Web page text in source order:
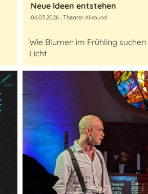
Neue Ideen entstehen
06.03.2026, Theater Allround
Wie Blumen im Frühling
Licht